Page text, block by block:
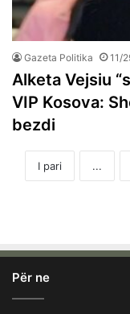
Gazeta Politika 11/
Alketa Vejsiu
VIP Kosova:
bezdi
I pari ...
Për ne